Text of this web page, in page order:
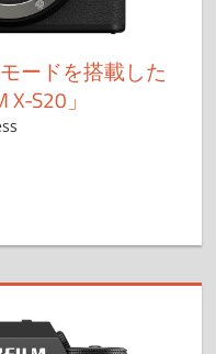
ードを搭載した
S20」